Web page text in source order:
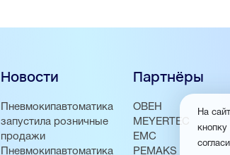
Новости
Пневмокипавтоматика
запустила розничные
продажи
Пневмокипавтоматика
Партнёры
ОВЕН
MEYERTEC
EMC
PEMAKS
На